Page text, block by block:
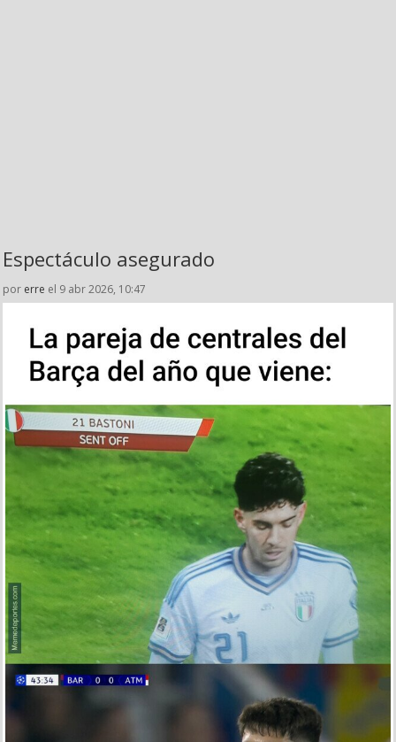
Espectáculo asegurado
por erre el 9 abr 2026, 10:47